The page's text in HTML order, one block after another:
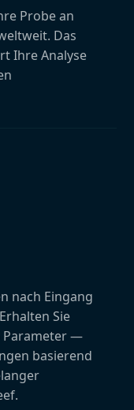
Probe an
Das
Ihre Analyse
nach Eingang
Sie
Parameter —
basierend